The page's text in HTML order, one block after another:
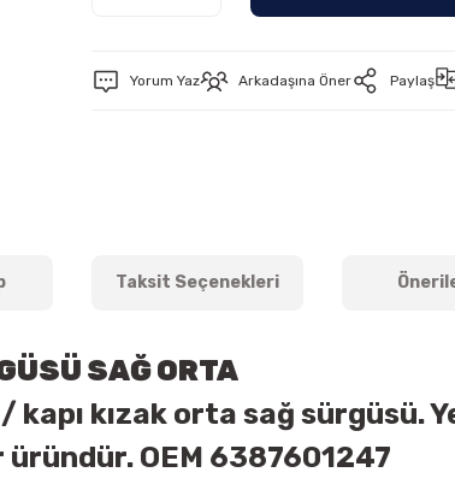
Yorum Yaz Arkadaşına Öner Paylaş
Taksit Seçenekleri
SAĞORTA
kızak orta sağ sürgüsü.
OEM 6387601247